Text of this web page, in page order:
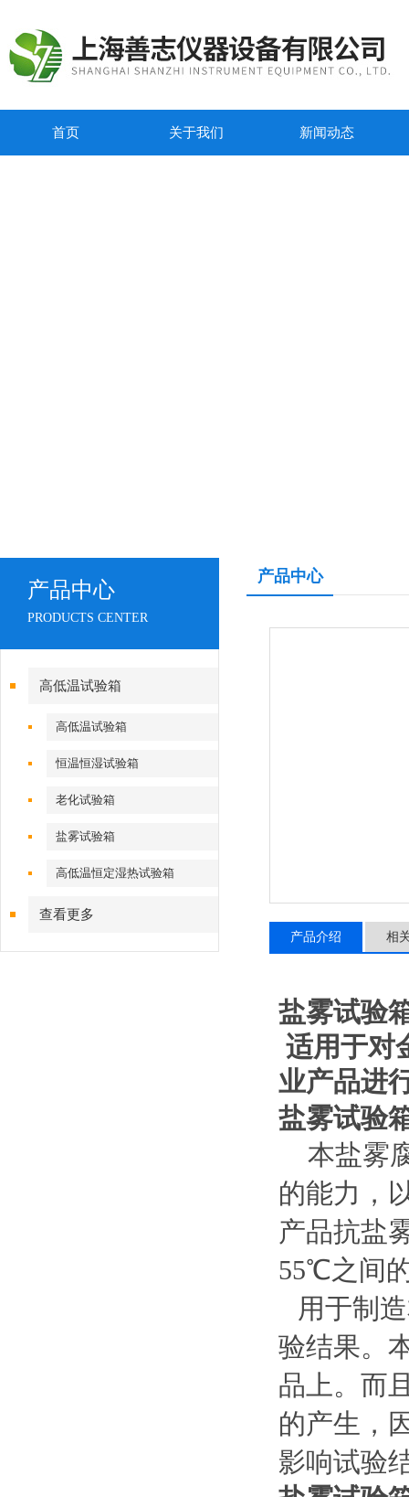
首页 关于我们 新闻动态
产品中心
PRODUCTS CENTER
高低温试验箱
高低温试验箱
恒温恒湿试验箱
老化试验箱
盐雾试验箱
高低温恒定湿热试验箱
查看更多
产品中心
产品介绍 相
盐雾试验
适用于对
业产品进
盐雾试验
本盐雾
的能力，
产品抗盐
55℃之间
用于制
验结果。
品上。而
的产生，
影响试验